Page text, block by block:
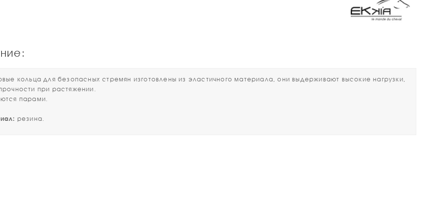
кольца для безопасных стремян изготовлены из эластичного материала, они выдерживают высокие нагрузки,
при растяжении.
парами.
резина.